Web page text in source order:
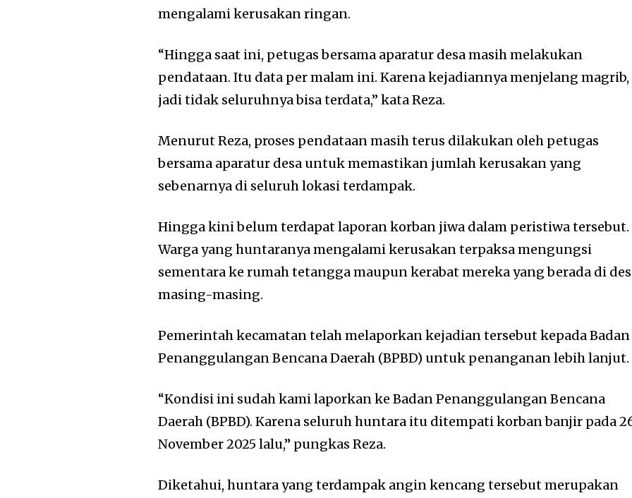
mengalami kerusakan ringan.
“Hingga saat ini, petugas bersama aparatur desa masih melakukan
pendataan. Itu data per malam ini. Karena kejadiannya menjelang magrib,
jadi tidak seluruhnya bisa terdata,” kata Reza.
Menurut Reza, proses pendataan masih terus dilakukan oleh petugas
bersama aparatur desa untuk memastikan jumlah kerusakan yang
sebenarnya di seluruh lokasi terdampak.
Hingga kini belum terdapat laporan korban jiwa dalam peristiwa tersebut.
Warga yang huntaranya mengalami kerusakan terpaksa mengungsi
sementara ke rumah tetangga maupun kerabat mereka yang berada di
masing-masing.
Pemerintah kecamatan telah melaporkan kejadian tersebut kepada Badan
Penanggulangan Bencana Daerah (BPBD) untuk penanganan lebih lanjut.
“Kondisi ini sudah kami laporkan ke Badan Penanggulangan Bencana
Daerah (BPBD). Karena seluruh huntara itu ditempati korban banjir pada
November 2025 lalu,” pungkas Reza.
Diketahui, huntara yang terdampak angin kencang tersebut merupakan